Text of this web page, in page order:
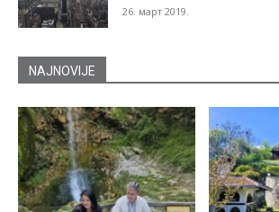
26. март 2019.
NAJNOVIJE